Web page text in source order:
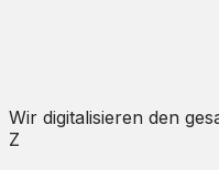
Wir digitalisieren den
Z